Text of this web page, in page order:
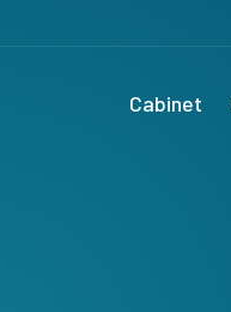
Cabinet